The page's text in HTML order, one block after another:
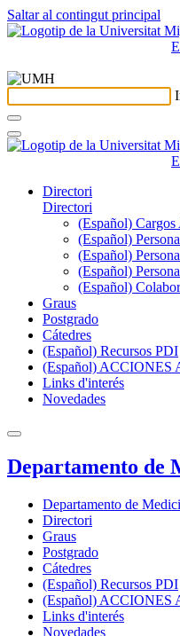
Saltar al contingut principal
Directori
Directori
(Español) Cargos
(Español)
(Español)
(Español)
(Español)
Graus
Postgrado
Cátedres
(Español) Recursos PDI
(Español) ACCIONES
Links d'interés
Novedades
Departamento de
Departamento de
Directori
Graus
Postgrado
Cátedres
(Español) Recursos PDI
(Español) ACCIONES
Links d'interés
Novedades